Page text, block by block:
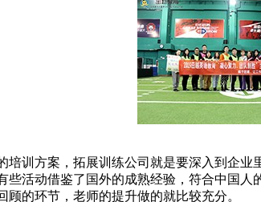
训方案，拓展训练公司就是要深入到企
活动借鉴了国外的成熟经验，符合中国
的环节，老师的提升做的就比较充分。